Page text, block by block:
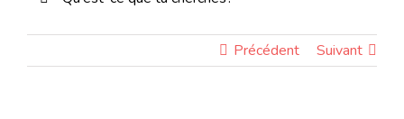
Précédent Suivant